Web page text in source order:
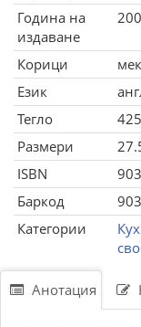
Година на
издаване
Корици
Език
Тегло
Размери
ISBN
Баркод
Категории
Анотация